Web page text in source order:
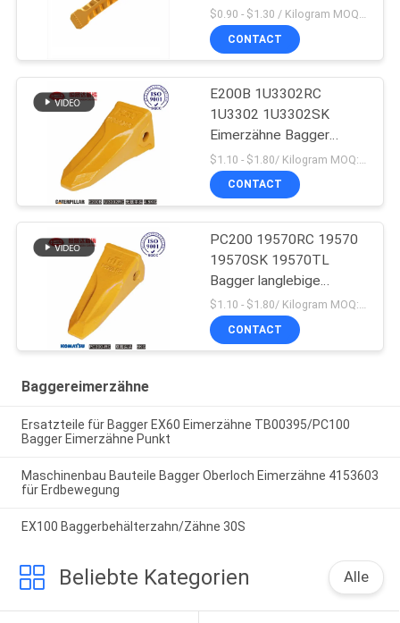
CONTACT
E200B 1U3302RC
1U3302 1U3302SK
Eimerzähne Bagger
Massenproduktion
CONTACT
PC200 19570RC 19570
19570SK 19570TL
Bagger langlebige
Eimerzähne für Komatsu$1.10 - $1.80/ Kilogram MOQ:100 Kilogramm/Kilogramm
CONTACT
Baggereimerzähne
Ersatzteile für Bagger EX60 Eimerzähne TB00395/PC100
Bagger Eimerzähne Punkt
Maschinenbau Bauteile Bagger Oberloch Eimerzähne 4153603
für Erdbewegung
EX100 Baggerbehälterzahn/Zähne 30S
Beliebte Kategorien Alle